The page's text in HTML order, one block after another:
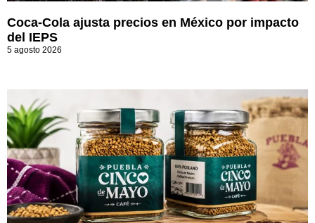
Coca-Cola ajusta precios en México por impacto
del IEPS
5 agosto 2026